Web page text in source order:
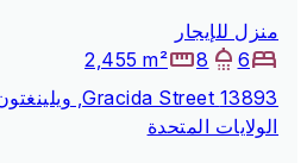
منزل للإيجار
6
8
2,455 m²
الولايات المتحدة